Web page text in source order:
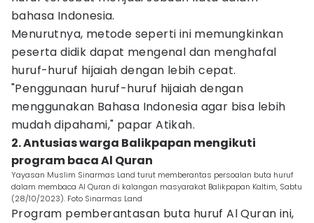
bahasa Indonesia.
Menurutnya, metode seperti ini memungkinkan
peserta didik dapat mengenal dan menghafal
huruf-huruf hijaiah dengan lebih cepat.
"Penggunaan huruf-huruf hijaiah dengan
menggunakan Bahasa Indonesia agar bisa lebih
mudah dipahami," papar Atikah.
2. Antusias warga Balikpapan mengikuti
program baca Al Quran
Yayasan Muslim Sinarmas Land turut memberantas persoalan buta huruf
dalam membaca Al Quran di kalangan masyarakat Balikpapan Kaltim, Sabtu
(28/10/2023). Foto Sinarmas Land
Program pemberantasan buta huruf Al Quran ini,